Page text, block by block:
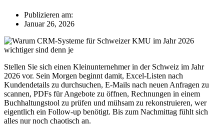
Publizieren am:
Januar 26, 2026
Stellen Sie sich einen Kleinunternehmer in der Schweiz im Jahr
2026 vor. Sein Morgen beginnt damit, Excel-Listen nach
Kundendetails zu durchsuchen, E-Mails nach neuen Anfragen zu
scannen, PDFs für Angebote zu öffnen, Rechnungen in einem
Buchhaltungstool zu prüfen und mühsam zu rekonstruieren, wer
eigentlich ein Follow-up benötigt. Bis zum Nachmittag fühlt sich
alles nur noch chaotisch an.